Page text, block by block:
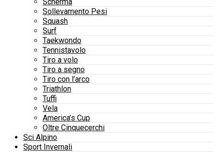
Sollevamento Pesi
Squash
Surf
Taekwondo
Tennistavolo
Tiro a volo
Tiro a segno
Tiro con l’arco
Triathlon
Tuffi
Vela
America’s Cup
Oltre Cinquecerchi
Sci Alpino
Sport Invernali